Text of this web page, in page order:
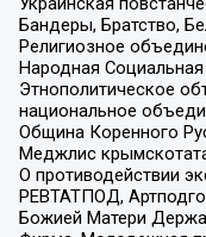
Бандеры, Братство,
Религиозное
Народная
Этнополитическое
национальное
Община Коренного
Меджлис
О противодействии
РЕВТАТПОД,
Божией Матери